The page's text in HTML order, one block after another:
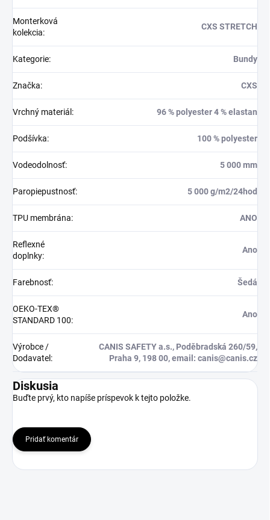
Monterková
kolekcia:
CXS STRETCH
Kategorie: Bundy
Značka: CXS
Vrchný materiál : 96 % polyester 4 % elastan
Podšívka: 100 % polyester
Vodeodolnosť: 5 000 mm
Paropiepustnosť: 5 000 g/m2/24hod
TPU membrána: ANO
Reflexné
doplnky:
Ano
Farebnosť: Šedá
OEKO-TEX®
STANDARD 100:
Ano
Výrobce /
Dodavatel :
CANIS SAFETY a.s., Poděbradská 260/59,
Praha 9, 198 00, email: canis@canis.cz
Diskusia
Buďte prvý, kto napíše príspevok k tejto položke.
Pridať komentár